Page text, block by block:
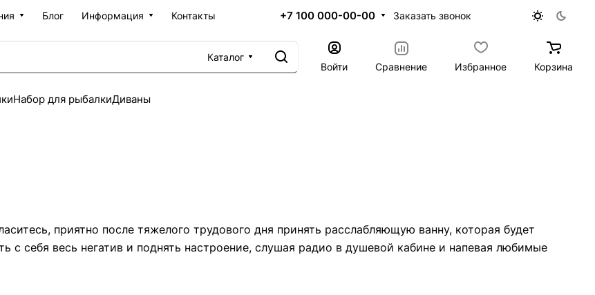
Блог Информация Контакты +7 100 000-00-00 Заказать звонок
Каталог
Войти
Сравнение Избранное Корзина
Набор для рыбалкиДиваны
приятно после тяжелого трудового дня принять расслабляющую ванну, которая будет
себя весь негатив и поднять настроение, слушая радио в душевой кабине и напевая любимые